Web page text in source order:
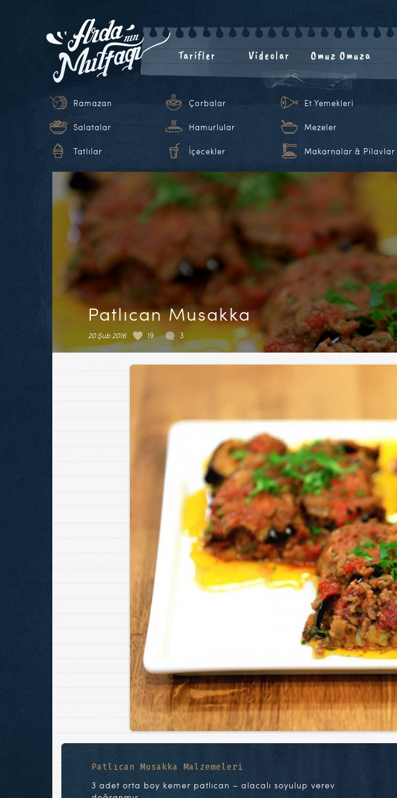
Tarifler Videolar Omuz Omuza
Ramazan Çorbalar Et Yemekleri
Salatalar Hamurlular Mezeler
Tatlılar İçecekler Makarnalar & Pilavlar
Patlıcan Musakka
20 Şub 2016 19 3
Patlıcan Musakka Malzemeleri
3 adet orta boy kemer patlıcan – alacalı soyulup verev